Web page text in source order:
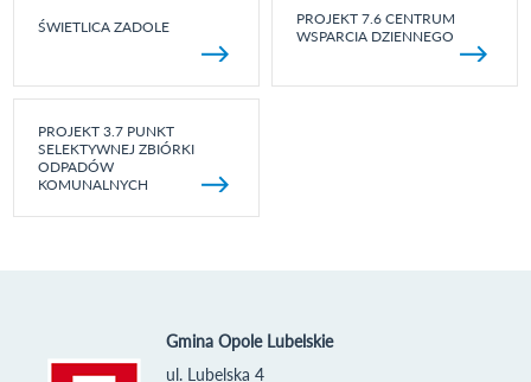
ŚWIETLICA ZADOLE
PROJEKT 7.6 CENTRUM
WSPARCIA DZIENNEGO
PROJEKT 3.7 PUNKT
SELEKTYWNEJ ZBIÓRKI
ODPADÓW
KOMUNALNYCH
Gmina Opole Lubelskie
ul. Lubelska 4